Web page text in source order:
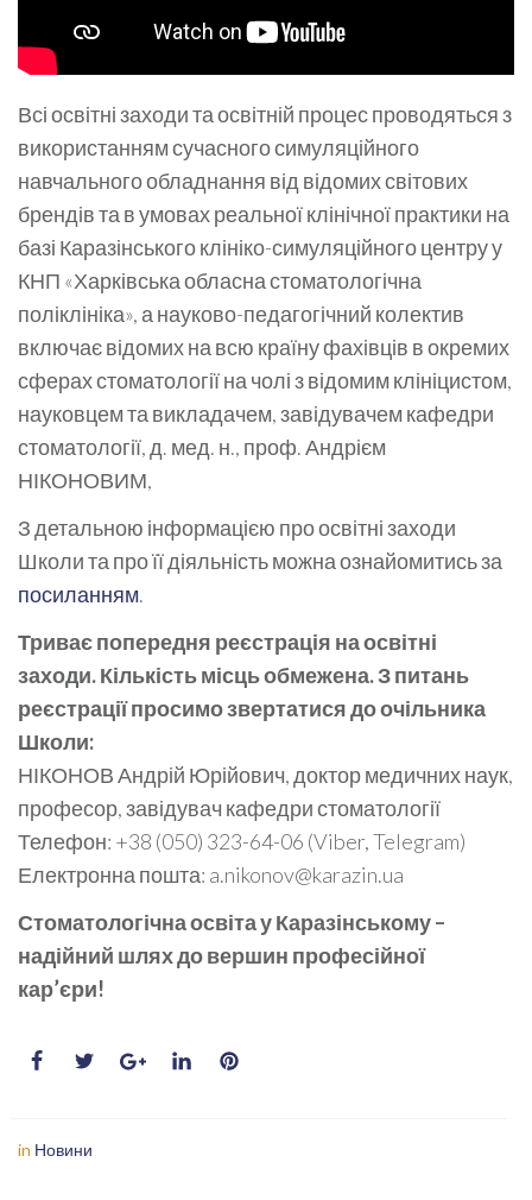
Всі освітні заходи та освітній процес проводяться з
використанням сучасного симуляційного
навчального обладнання від відомих світових
брендів та в умовах реальної клінічної практики на
базі Каразінського клініко-симуляційного центру у
КНП «Харківська обласна стоматологічна
поліклініка», а науково-педагогічний колектив
включає відомих на всю країну фахівців в окремих
сферах стоматології на чолі з відомим клініцистом,
науковцем та викладачем, завідувачем кафедри
стоматології, д. мед. н., проф. Андрієм
НІКОНОВИМ,
З детальною інформацією про освітні заходи
Школи та про її діяльність можна ознайомитись за
посиланням.
Триває попередня реєстрація на освітні
заходи. Кількість місць обмежена. З питань
реєстрації просимо звертатися до очільника
Школи:
НІКОНОВ Андрій Юрійович, доктор медичних наук,
професор, завідувач кафедри стоматології
Телефон: +38 (050) 323-64-06 (Viber, Telegram)
Електронна пошта: a.nikonov@karazin.ua
Стоматологічна освіта у Каразінському –
надійний шлях до вершин професійної
кар’єри!
in Новини